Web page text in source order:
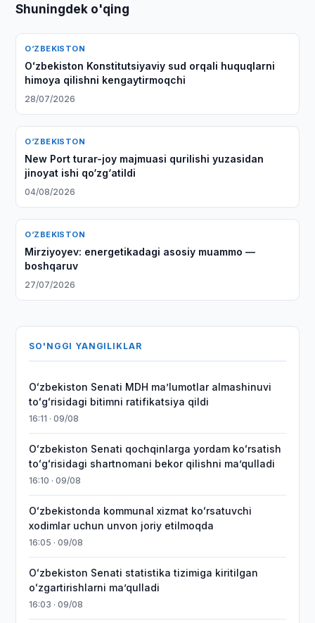
Shuningdek o'qing
O‘ZBEKISTON
Oʻzbekiston Konstitutsiyaviy sud orqali huquqlarni
himoya qilishni kengaytirmoqchi
28/07/2026
O‘ZBEKISTON
New Port turar-joy majmuasi qurilishi yuzasidan
jinoyat ishi qo‘zg‘atildi
04/08/2026
O‘ZBEKISTON
Mirziyoyev: energetikadagi asosiy muammo —
boshqaruv
27/07/2026
SO'NGGI YANGILIKLAR
Oʻzbekiston Senati MDH maʼlumotlar almashinuvi
toʻgʻrisidagi bitimni ratifikatsiya qildi
16:11 · 09/08
Oʻzbekiston Senati qochqinlarga yordam koʻrsatish
toʻgʻrisidagi shartnomani bekor qilishni maʼqulladi
16:10 · 09/08
Oʻzbekistonda kommunal xizmat koʻrsatuvchi
xodimlar uchun unvon joriy etilmoqda
16:05 · 09/08
Oʻzbekiston Senati statistika tizimiga kiritilgan
oʻzgartirishlarni maʼqulladi
16:03 · 09/08